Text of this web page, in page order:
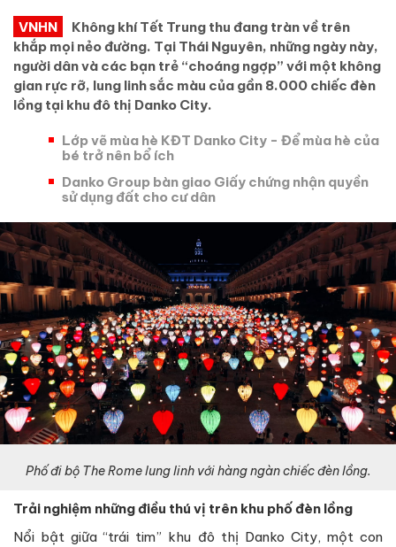
VNHN
Không khí Tết Trung thu đang tràn về trên
khắp mọi nẻo đường. Tại Thái Nguyên, những ngày này,
người dân và các bạn trẻ “choáng ngợp” với một không
gian rực rỡ, lung linh sắc màu của gần 8.000 chiếc đèn
lồng tại khu đô thị Danko City.
Lớp vẽ mùa hè KĐT Danko City - Để mùa hè của
bé trở nên bổ ích
Danko Group bàn giao Giấy chứng nhận quyền
sử dụng đất cho cư dân
Phố đi bộ The Rome lung linh với hàng ngàn chiếc đèn lồng.
Trải nghiệm những điều thú vị trên khu phố đèn lồng
Nổi bật giữa “trái tim” khu đô thị Danko City, một con